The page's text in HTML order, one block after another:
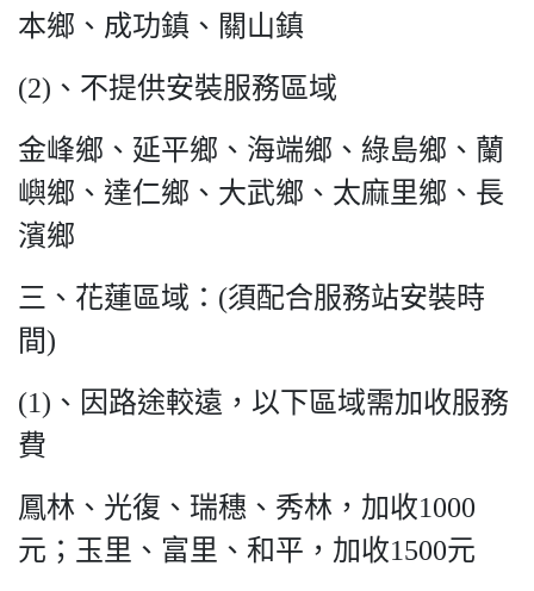
本鄉、成功鎮、關山鎮
(2)、不提供安裝服務區域
金峰鄉、延平鄉、海端鄉、綠島鄉、蘭
嶼鄉、達仁鄉、大武鄉、太麻里鄉、長
濱鄉
三、花蓮區域：(須配合服務站安裝時
間)
(1)、因路途較遠，以下區域需加收服務
費
鳳林、光復、瑞穗、秀林，加收1000
元；玉里、富里、和平，加收1500元